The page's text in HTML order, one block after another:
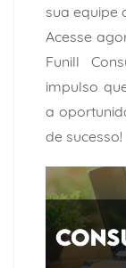
sua equipe
Acesse
Funill
impulso
a
de sucesso!